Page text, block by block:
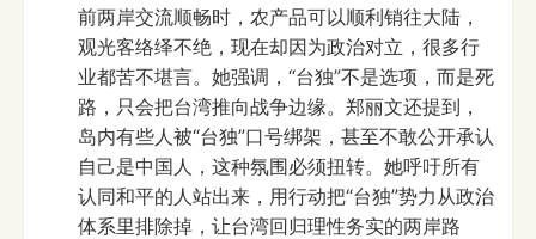
前两岸交流顺畅时，农产品可以顺利销往大陆，
观光客络绎不绝，现在却因为政治对立，很多行
业都苦不堪言。她强调，“台独”不是选项，而是死
路，只会把台湾推向战争边缘。郑丽文还提到，
岛内有些人被“台独”口号绑架，甚至不敢公开承认
自己是中国人，这种氛围必须扭转。她呼吁所有
认同和平的人站出来，用行动把“台独”势力从政治
体系里排除掉，让台湾回归理性务实的两岸路